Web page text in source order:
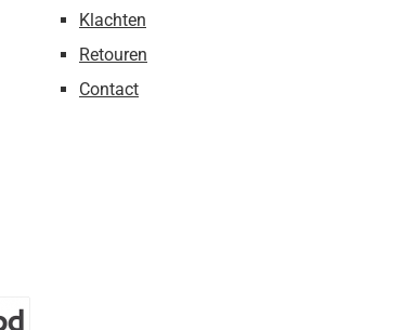
Klachten
Retouren
Contact